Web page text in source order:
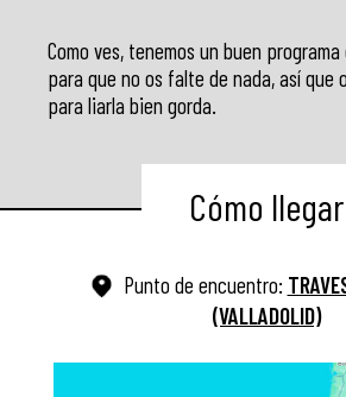
Como ves, tenemos un buen
para que no os falte de nada, así que
para liarla bien gorda.
Cómo llegar
Punto de encuentro:
(VALLADOLID)